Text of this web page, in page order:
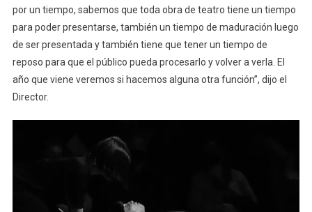
por un tiempo, sabemos que toda obra de teatro tiene un tiempo
para poder presentarse, también un tiempo de maduración luego
de ser presentada y también tiene que tener un tiempo de
reposo para que el público pueda procesarlo y volver a verla. El
año que viene veremos si hacemos alguna otra función”, dijo el
Director.